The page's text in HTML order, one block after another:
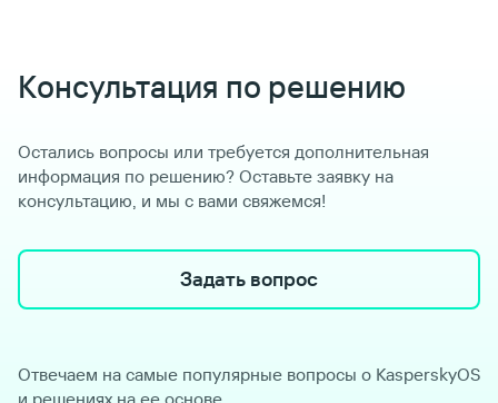
Консультация по решению
Остались вопросы или требуется дополнительная
информация по решению? Оставьте заявку на
консультацию, и мы с вами свяжемся!
Задать вопрос
Отвечаем на самые популярные вопросы о KasperskyOS
и решениях на ее основе